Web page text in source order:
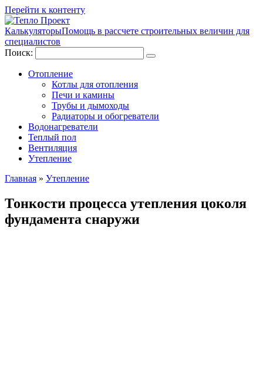
Перейти к контенту
КалькуляторыПомощь в рассчете строительных величин для
специалистов
Поиск:
Отопление
Котлы для отопления
Печи и камины
Трубы и дымоходы
Радиаторы и обогреватели
Водонагреватели
Теплый пол
Вентиляция
Утепление
Главная » Утепление
Тонкости процесса утепления цоколя
фундамента снаружи